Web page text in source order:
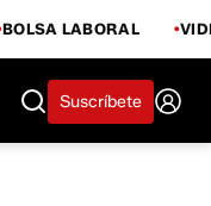
BOLSA LABORAL
Suscríbete